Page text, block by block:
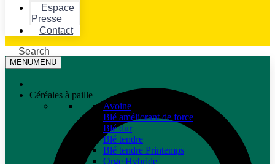
Espace
Presse
Contact
Search
MENUMENU
Céréales à paille
Avoine
Blé améliorant de force
Blé dur
Blé tendre
Blé tendre Printemps
Orge Hybride